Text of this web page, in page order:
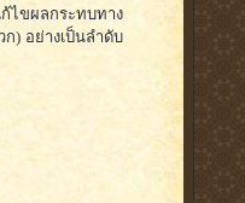
ไขผลกระทบทาง
ก) อย่างเป็นลำดับ